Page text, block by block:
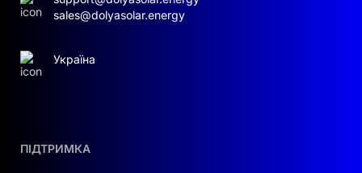
ПІДТРИМКА
sales@dolyasolar.energy
Україна